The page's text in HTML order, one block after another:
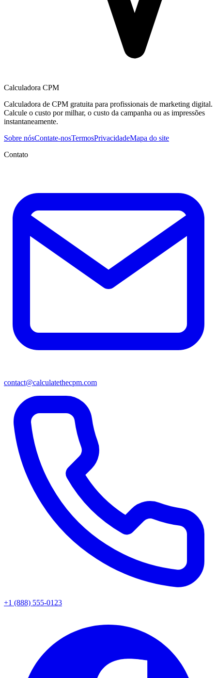
Calculadora CPM
Calculadora de CPM gratuita para profissionais de marketing digital.
Calcule o custo por milhar, o custo da campanha ou as impressões
instantaneamente.
Sobre nósContate-nosTermosPrivacidadeMapa do site
Contato
contact@calculatethecpm.com
+1 (888) 555-0123